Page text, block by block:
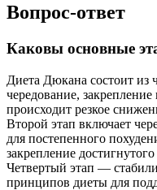
Вопрос-ответ
Каковы основные
Диета Дюкана состоит из
чередование,
происходит резкое
Второй этап включает
для постепенного
закрепление достигнутого
Четвертый этап —
принципов диеты для